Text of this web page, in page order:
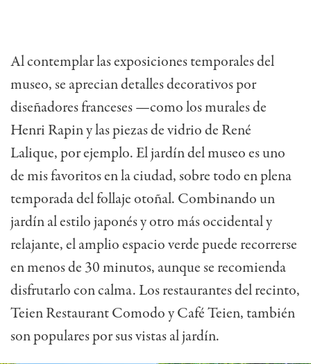
Al contemplar las exposiciones temporales del
museo, se aprecian detalles decorativos por
diseñadores franceses —como los murales de
Henri Rapin y las piezas de vidrio de René
Lalique, por ejemplo.El jardín del museo es uno
de mis favoritos en la ciudad, sobre todo en plena
temporada del follaje otoñal. Combinando un
jardín al estilo japonés y otro más occidental y
relajante, el amplio espacio verde puede recorrerse
en menos de 30 minutos, aunque se recomienda
disfrutarlo con calma. Los restaurantes del recinto,
Teien Restaurant Comodo y Café Teien, también
son populares por sus vistas al jardín.